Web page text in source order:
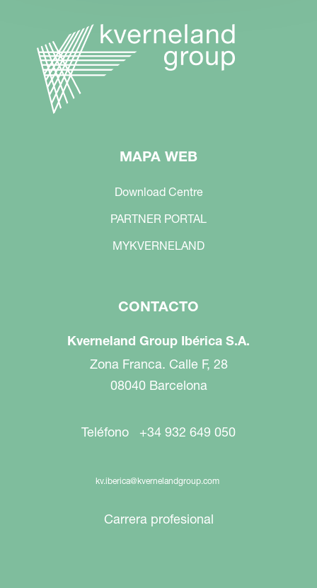
MAPA WEB
Download Centre
PARTNER PORTAL
MYKVERNELAND
CONTACTO
Kverneland Group Ibérica S.A.
Zona Franca. Calle F, 28
08040 Barcelona
Teléfono +34 932 649 050
kv.iberica@kvernelandgroup.com
Carrera profesional